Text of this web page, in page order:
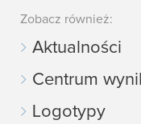
Zobacz również:
Aktualności
Centrum
Logotypy